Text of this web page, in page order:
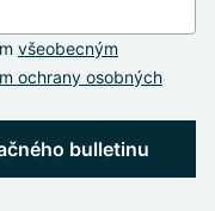
všeobecným
ochrany osobných
bulletinu